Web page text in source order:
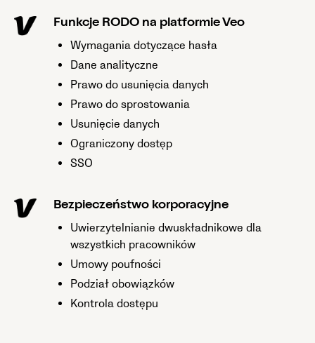
Funkcje RODO na platformie Veo
Wymagania dotyczące hasła
Dane analityczne
Prawo do usunięcia danych
Prawo do sprostowania
Usunięcie danych
Ograniczony dostęp
SSO
Bezpieczeństwo korporacyjne
Uwierzytelnianie dwuskładnikowe dla
wszystkich pracowników
Umowy poufności
Podział obowiązków
Kontrola dostępu